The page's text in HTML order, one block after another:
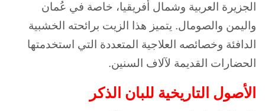
الجزيرة العربية وشمال أفريقيا، خاصة في عُمان
واليمن والصومال. يتميز هذا الزيت برائحته الخشبية
الدافئة وخصائصه العلاجية المتعددة التي استخدمتها
الحضارات القديمة لآلاف السنين.
الأصول التاريخية للبان الذكر